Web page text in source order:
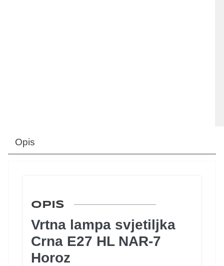
Opis
OPIS
Vrtna lampa svjetiljka
Crna E27 HL NAR-7
Horoz